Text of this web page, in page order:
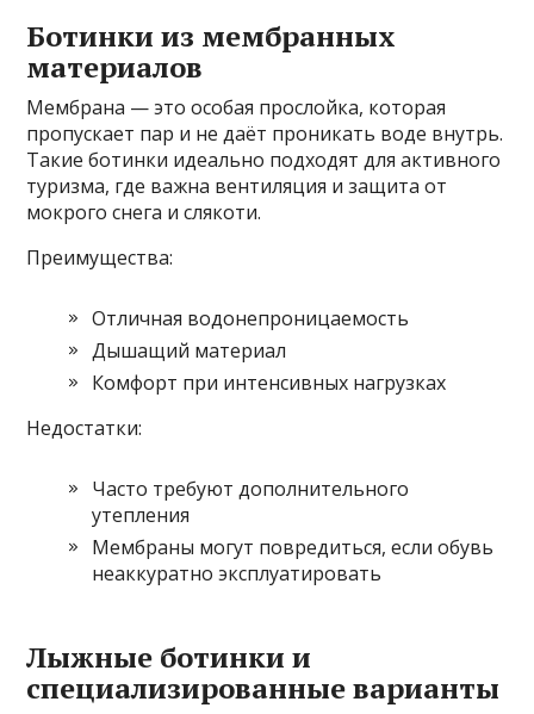
Ботинки из мембранных
материалов
Мембрана — это особая прослойка, которая
пропускает пар и не даёт проникать воде внутрь.
Такие ботинки идеально подходят для активного
туризма, где важна вентиляция и защита от
мокрого снега и слякоти.
Преимущества:
Отличная водонепроницаемость
Дышащий материал
Комфорт при интенсивных нагрузках
Недостатки:
Часто требуют дополнительного
утепления
Мембраны могут повредиться, если обувь
неаккуратно эксплуатировать
Лыжные ботинки и
специализированные варианты